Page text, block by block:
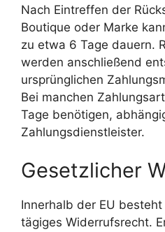
Nach Eintreffen der
Boutique oder Marke
zu etwa 6 Tage dauern.
werden anschließend
ursprünglichen
Bei manchen
Tage benötigen,
Zahlungsdienstleister.
Gesetzlicher
Innerhalb der EU
tägiges Widerrufsrecht.